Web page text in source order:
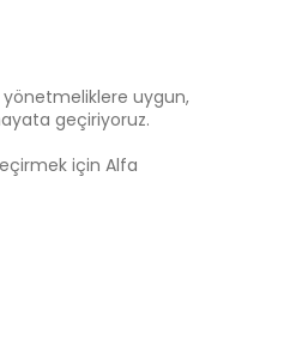
yönetmeliklere uygun,
geçiriyoruz.
için Alfa